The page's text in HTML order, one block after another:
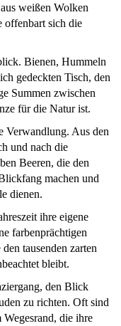
weißen Wolken
offenbart sich die
Bienen, Hummeln
gedeckten Tisch, den
Summen zwischen
für die Natur ist.
Verwandlung. Aus den
und nach die
Beeren, die den
machen und
dienen.
ihre eigene
farbenprächtigen
tausenden zarten
bleibt.
den Blick
zu richten. Oft sind
Wegesrand, die ihre